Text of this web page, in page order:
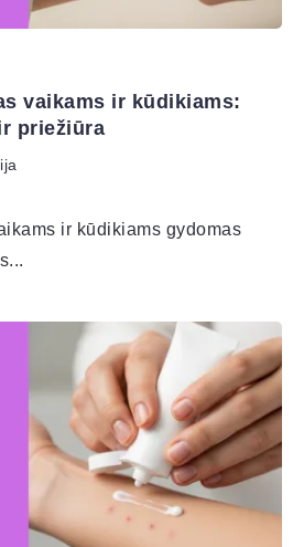
vaikams ir kūdikiams:
priežiūra
ir kūdikiams gydomas